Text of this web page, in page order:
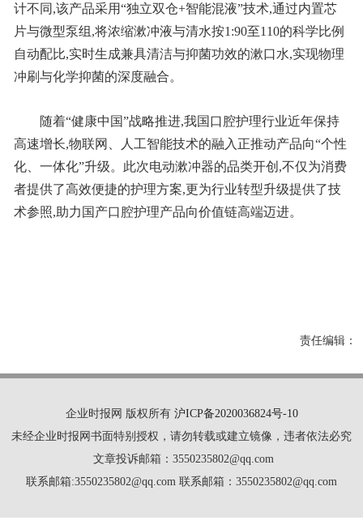
计不同,该产品采用“独立双仓+智能混液”技术,通过内置芯
片与微型泵组,将浓缩漱冲液与清水按1:90至110的科学比例
自动配比,实时生成兼具清洁与抑菌功效的漱口水,实现物理
冲刷与化学抑菌的深度融合。
随着“健康中国”战略推进,我国口腔护理行业近年保持
高速增长,物联网、人工智能技术的融入正推动产品向“个性
化、一体化”升级。此次电动漱冲器的品类开创,不仅为消费
者提供了高效便捷的护理方案,更为行业转型升级提供了技
术参照,助力国产口腔护理产品向价值链高端迈进。
责任编辑：
企业时报网 版权所有 沪ICP备2020036824号-10
未经企业时报网书面特别授权，请勿转载或建立镜像，违者依法必究
文章投诉邮箱：3550235802@qq.com
联系邮箱:3550235802@qq.com 联系邮箱：3550235802@qq.com